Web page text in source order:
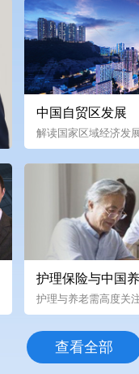
中国自贸区发展
解读国家区域经济发
护理保险与中国
护理与养老需高度关
查看全部